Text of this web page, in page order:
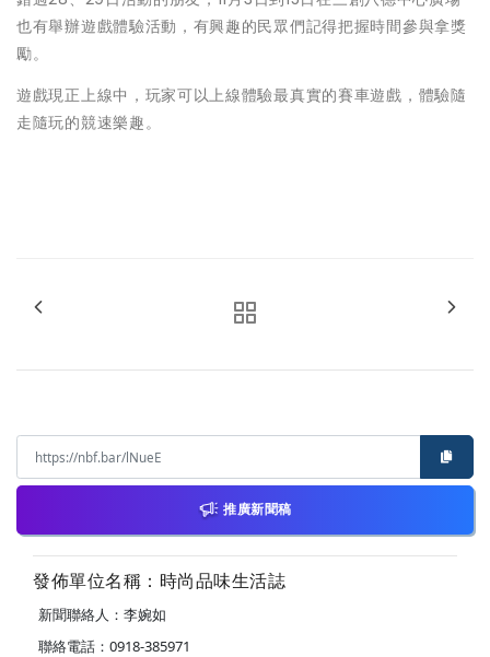
也有舉辦遊戲體驗活動，有興趣的民眾們記得把握時間參與拿獎
勵。
遊戲現正上線中，玩家可以上線體驗最真實的賽車遊戲，體驗隨
走隨玩的競速樂趣。
推廣新聞稿
發佈單位名稱：時尚品味生活誌
新聞聯絡人：李婉如
聯絡電話：0918-385971